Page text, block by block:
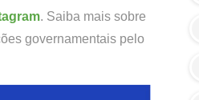
. Saiba mais sobre
governamentais pelo